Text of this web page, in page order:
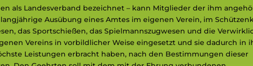
als Landesverband bezeichnet – kann Mitglieder der ihm
Ausübung eines Amtes im eigenen Verein, im
das Sportschießen, das Spielmannszugwesen und die
Vereins in vorbildlicher Weise eingesetzt und sie dadurch in
Leistungen erbracht haben, nach den Bestimmungen dieser